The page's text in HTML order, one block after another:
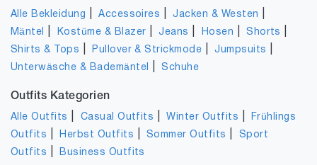
Alle Bekleidung |Accessoires |Jacken & Westen
Mäntel Kostüme & Blazer |Jeans Hosen |Shorts
Shirts & Tops Pullover & Strickmode |Jumpsuits
Unterwäsche & Bademäntel |Schuhe
Outfits Kategorien
Alle Outfits Casual Outfits |Winter Outfits
Frühlings
Outfits
Herbst Outfits Sommer Outfits
Sport
Outfits
Business Outfits